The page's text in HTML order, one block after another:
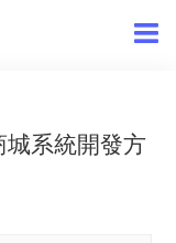
城系統開發方